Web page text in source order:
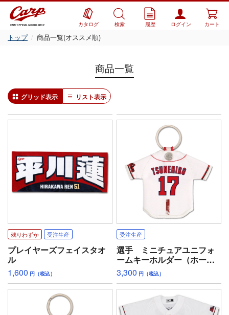
CARP OFFICIAL GOODS SHOP カタログ 検索 履歴 ログイン カート
トップ 商品一覧(オススメ順)
商品一覧
グリッド表示 リスト表示
残りわずか 受注生産
プレイヤーズフェイスタオ
ル
1,600 円（税込）
受注生産
選手 ミニチュアユニフォ
ームキーホルダー（ホー
ム）
3,300 円（税込）